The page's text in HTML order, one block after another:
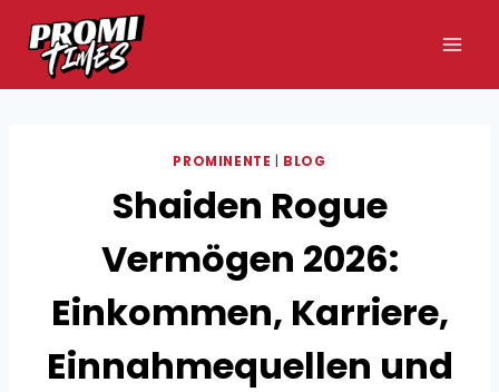
Inhalt
springen
PROMINENTE BLOG
Shaiden Rogue
Vermögen 2026:
Einkommen, Karriere,
Einnahmequellen und